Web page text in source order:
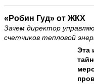
«Робин Гуд» от ЖКХ
Зачем директор
счетчиков тепловой
Эта